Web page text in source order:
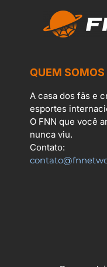
QUEM SOMOS
A casa dos fãs e
esportes
O FNN que você
nunca viu.
Contato: